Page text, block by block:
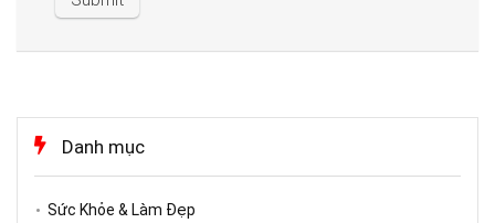
Danh mục
Sức Khỏe & Làm Đẹp